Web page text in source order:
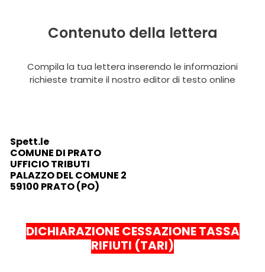
Contenuto della lettera
Compila la tua lettera inserendo le informazioni
richieste tramite il nostro editor di testo online
Spett.le
COMUNE DI PRATO
UFFICIO TRIBUTI
PALAZZO DEL COMUNE 2
59100 PRATO (PO)
DICHIARAZIONE CESSAZIONE TASSA
RIFIUTI (TARI)